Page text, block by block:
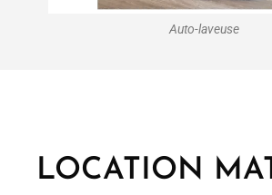
Auto-laveuse
LOCATION